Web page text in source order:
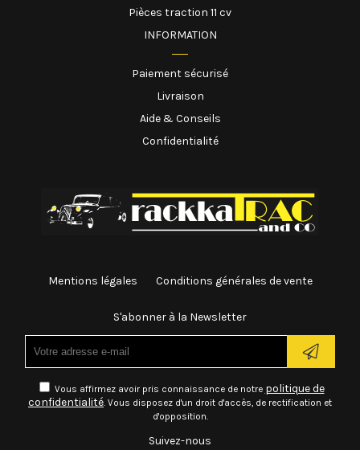
Pièces traction 11 cv
INFORMATION
Paiement sécurisé
Livraison
Aide & Conseils
Confidentialité
Mentions légales Conditions générales de vente
S'abonner à la Newsletter
Vous affirmez avoir pris connaissance de notre politique de
confidentialité. Vous disposez d'un droit d'accès, de rectification et
d'opposition.
Suivez-nous